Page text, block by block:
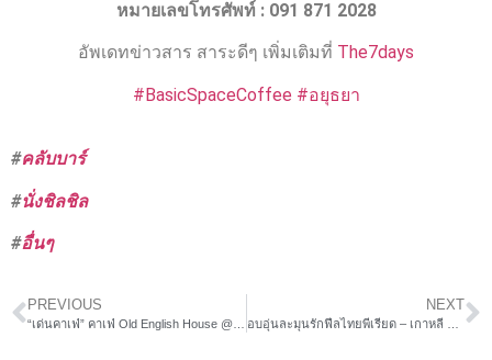
หมายเลขโทรศัพท์ : 091 871 2028
อัพเดทข่าวสาร สาระดีๆ เพิ่มเติมที่ The7days
#BasicSpaceCoffee #อยุธยา
#คลับบาร์
#นั่งชิลชิล
#อื่นๆ
PREVIOUS NEXT